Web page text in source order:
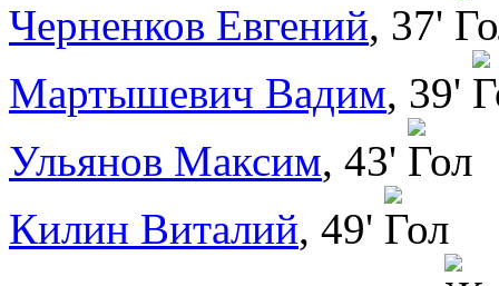
Черненков Евгений, 37'
Мартышевич Вадим, 39'
Ульянов Максим, 43'
Килин Виталий, 49'